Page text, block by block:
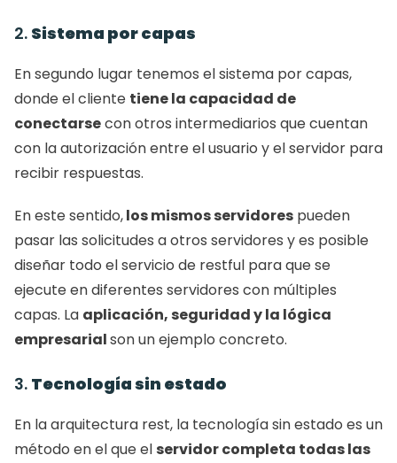
2. Sistema por capas
En segundo lugar tenemos el sistema por capas,
donde el cliente tiene la capacidad de
conectarse con otros intermediarios que cuentan
con la autorización entre el usuario y el servidor para
recibir respuestas.
En este sentido, los mismos servidores pueden
pasar las solicitudes a otros servidores y es posible
diseñar todo el servicio de restful para que se
ejecute en diferentes servidores con múltiples
capas. La aplicación, seguridad y la lógica
empresarial son un ejemplo concreto.
3. Tecnología sin estado
En la arquitectura rest, la tecnología sin estado es un
método en el que el servidor completa todas las